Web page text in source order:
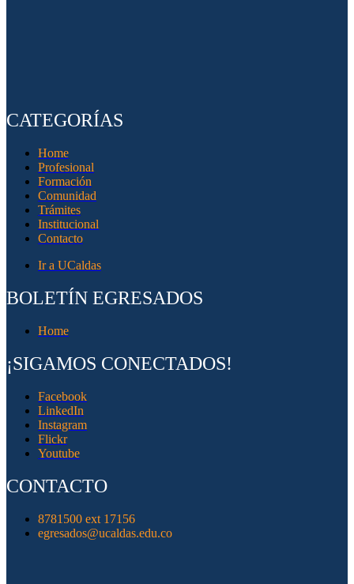
CATEGORÍAS
Home
Profesional
Formación
Comunidad
Trámites
Institucional
Contacto
Ir a UCaldas
BOLETÍN EGRESADOS
Home
¡SIGAMOS CONECTADOS!
Facebook
LinkedIn
Instagram
Flickr
Youtube
CONTACTO
8781500 ext 17156
egresados@ucaldas.edu.co